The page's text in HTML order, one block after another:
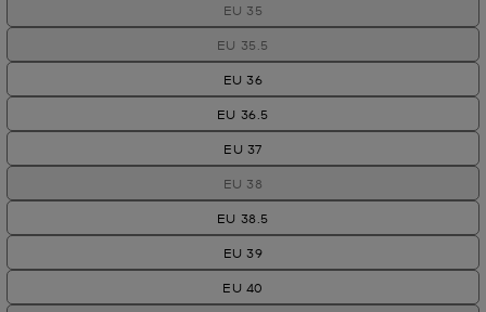
EU 35
EU 35.5
EU 36
EU 36.5
EU 37
EU 38
EU 38.5
EU 39
EU 40